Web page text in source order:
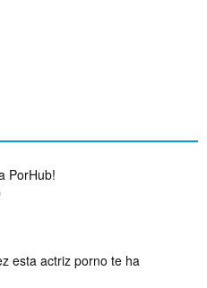
PorHub!
esta actriz porno te ha